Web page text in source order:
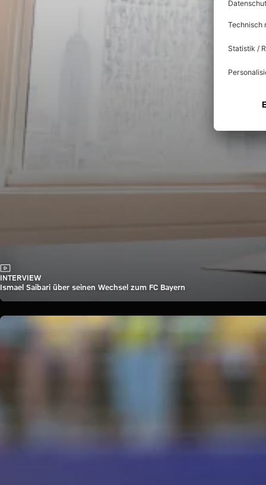
Video
INTERVIEW
Ismael Saibari über seinen Wechsel zum FC Bayern